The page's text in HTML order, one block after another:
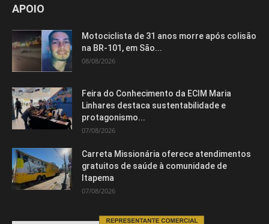
APOIO
Motociclista de 31 anos morre após colisão
na BR-101, em São...
08/08/2026
Feira do Conhecimento da ECIM Maria
Linhares destaca sustentabilidade e
protagonismo...
07/08/2026
Carreta Missionária oferece atendimentos
gratuitos de saúde à comunidade de
Itapema
07/08/2026